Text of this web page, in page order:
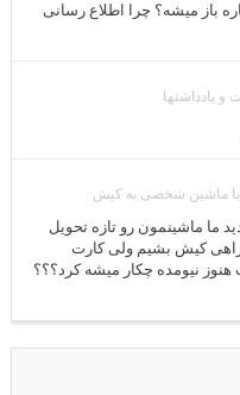
باز میشه؟ چرا اطلاع رسانی
و یادداشتها
ماشین شخصی به کیش
ما ماشینمون رو تازه تحویل
تصمیم داریم ۱۸هم راهی کیش بشیم ولی کارت
نیومده چکار میشه کرد؟؟؟